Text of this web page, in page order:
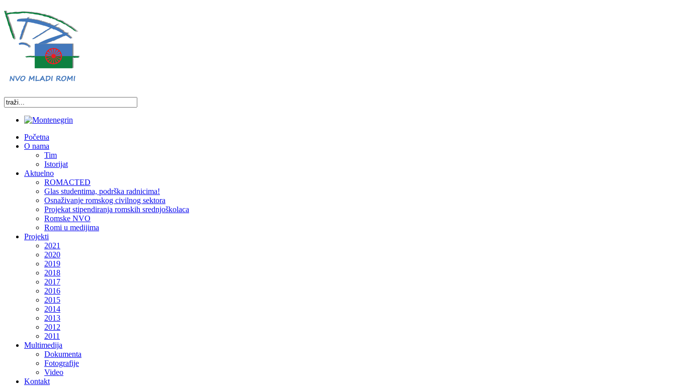
Početna
O nama
Tim
Istorijat
Aktuelno
ROMACTED
Glas studentima, podrška radnicima!
Osnaživanje romskog civilnog sektora
Projekat stipendiranja romskih srednjoškolaca
Romske NVO
Romi u medijima
Projekti
2021
2020
2019
2018
2017
2016
2015
2014
2013
2012
2011
Multimedija
Dokumenta
Fotografije
Video
Kontakt